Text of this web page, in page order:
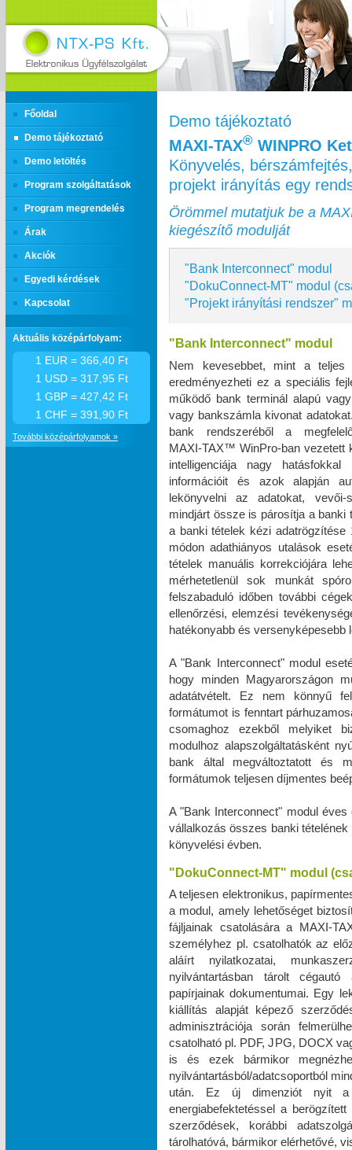
Főoldal
Demo tájékoztató
Demo letöltés
Program szolgáltatások
Program megrendelés
Árak
Akciók
Egyedi kérdések
Kapcsolat
Demo tájékoztató
MAXI‑TAX® WINPRO
Könyvelés,
projekt irányítás egy
Örömmel mutatjuk be a
kiegészítő modulját
"Bank Interconnect" modul
"DokuConnect-MT" modul
"Projekt irányítási rendszer"
"Bank Interconnect" modul
Nem kevesebbet, mint a teljes
eredményezheti ez a speciális
működő bank terminál alapú
vagy bankszámla kivonat
bank rendszeréből a
MAXI‑TAX™ WinPro-ban vezetett
intelligenciája nagy
információit és azok alapján
lekönyvelni az adatokat, vevői-
mindjárt össze is párosítja a
a banki tételek kézi
módon adathiányos utalások
tételek manuális korrekciójára
mérhetetlenül sok munkát
felszabaduló időben további
ellenőrzési, elemzési
hatékonyabb és
A "Bank Interconnect" modul
hogy minden Magyarországon
adatátvételt. Ez nem könnyű
formátumot is fenntart
csomaghoz ezekből melyiket
modulhoz alapszolgáltatásként
bank által megváltoztatott és
formátumok teljesen díjmentes
A "Bank Interconnect" modul
vállalkozás összes banki
könyvelési évben.
"DokuConnect-MT" modul
A teljesen elektronikus,
a modul, amely lehetőséget
fájljainak csatolására a
személyhez pl. csatolhatók az
aláírt nyilatkozatai,
nyilvántartásban tárolt cégautó
papírjainak dokumentumai. Egy
kiállítás alapját képező
adminisztrációja során
csatolható pl. PDF, JPG, DOCX
is és ezek bármikor
nyilvántartásból/adatcsoportból
után. Ez új dimenziót nyit a
energiabefektetéssel a
szerződések, korábbi
tárolhatóvá, bármikor elérhetővé,
Aktuális középárfolyam:
1 EUR = 366,40 Ft
1 USD = 317,95 Ft
1 GBP = 427,42 Ft
1 CHF = 391,90 Ft
További középárfolyamok »